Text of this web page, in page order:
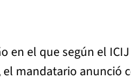
en el que según el
el mandatario anunció